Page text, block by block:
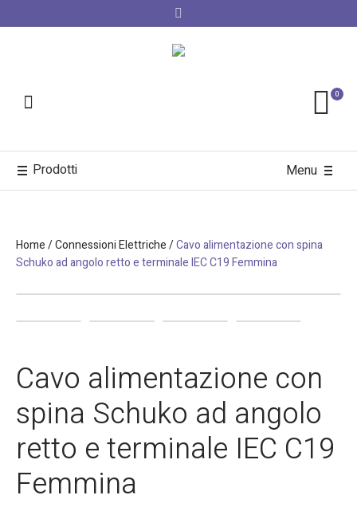
0
Prodotti Menu
Home/Connessioni Elettriche/Cavo alimentazione con spina
Schuko ad angolo retto e terminale IEC C19 Femmina
Cavo alimentazione con
spina Schuko ad angolo
retto e terminale IEC C19
Femmina